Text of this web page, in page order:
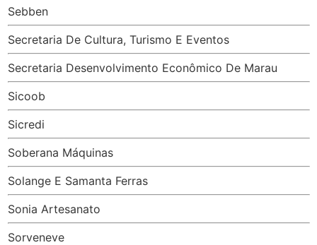
Sebben
Secretaria De Cultura, Turismo E Eventos
Secretaria Desenvolvimento Econômico De Marau
Sicoob
Sicredi
Soberana Máquinas
Solange E Samanta Ferras
Sonia Artesanato
Sorveneve